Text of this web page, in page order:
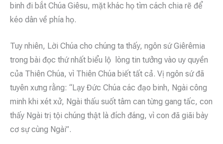
binh đi bắt Chúa Giêsu, mặt khác họ tìm cách chia rẽ để
kéo dân về phía họ.
Tuy nhiên, Lời Chúa cho chúng ta thấy, ngôn sứ Giêrêmia
trong bài đọc thứ nhất biểu lộ lòng tin tưởng vào uy quyền
của Thiên Chúa, vì Thiên Chúa biết tất cả. Vị ngôn sứ đã
tuyên xưng rằng: “Lạy Đức Chúa các đạo binh, Ngài công
minh khi xét xử, Ngài thấu suốt tâm can từng gang tấc, con
thấy Ngài trị tội chúng thật là đích đáng, vì con đã giãi bày
cơ sự cùng Ngài”.